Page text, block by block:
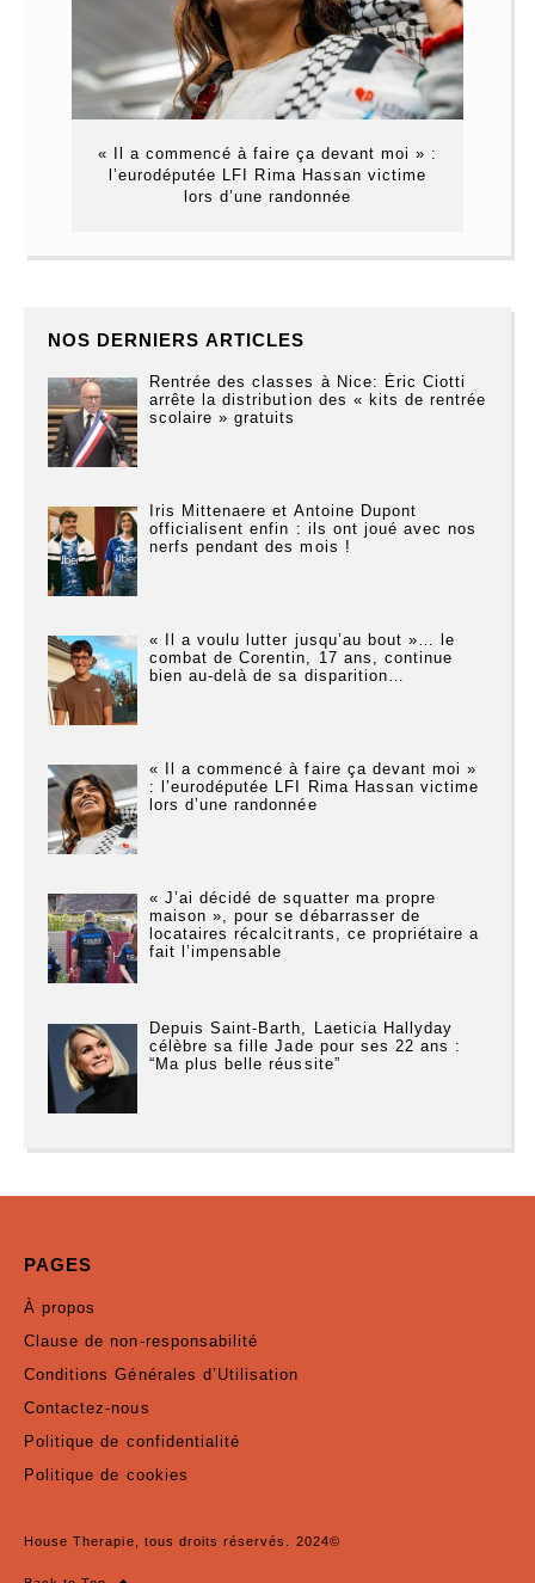
« Il a commencé à faire ça devant moi » :
l’eurodéputée LFI Rima Hassan victime
lors d’une randonnée
NOS DERNIERS ARTICLES
Rentrée des classes à Nice: Éric Ciotti
arrête la distribution des « kits de rentrée
scolaire » gratuits
Iris Mittenaere et Antoine Dupont
officialisent enfin : ils ont joué avec nos
nerfs pendant des mois !
« Il a voulu lutter jusqu’au bout »… le
combat de Corentin, 17 ans, continue
bien au-delà de sa disparition…
« Il a commencé à faire ça devant moi »
: l’eurodéputée LFI Rima Hassan victime
lors d’une randonnée
« J’ai décidé de squatter ma propre
maison », pour se débarrasser de
locataires récalcitrants, ce propriétaire a
fait l’impensable
Depuis Saint-Barth, Laeticia Hallyday
célèbre sa fille Jade pour ses 22 ans :
“Ma plus belle réussite”
PAGES
À propos
Clause de non-responsabilité
Conditions Générales d’Utilisation
Contactez-nous
Politique de confidentialité
Politique de cookies
House Therapie, tous droits réservés. 2024©